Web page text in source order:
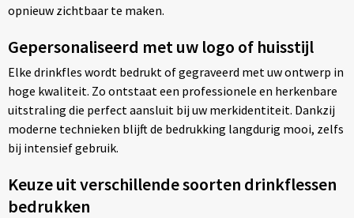
opnieuw zichtbaar te maken.
Gepersonaliseerd met uw logo of huisstijl
Elke drinkfles wordt bedrukt of gegraveerd met uw ontwerp in
hoge kwaliteit. Zo ontstaat een professionele en herkenbare
uitstraling die perfect aansluit bij uw merkidentiteit. Dankzij
moderne technieken blijft de bedrukking langdurig mooi, zelfs
bij intensief gebruik.
Keuze uit verschillende soorten drinkflessen
bedrukken